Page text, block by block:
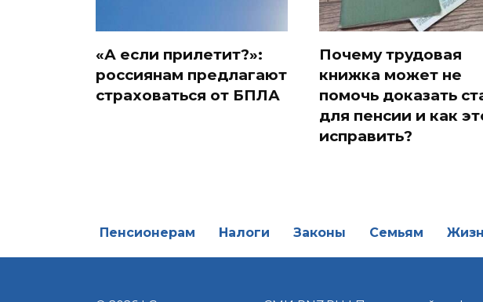
«А если прилетит?»:
россиянам предлагают
страховаться от БПЛА
Почему трудовая
книжка может не
помочь доказать
для пенсии и как
исправить?
Пенсионерам Налоги Законы Семьям